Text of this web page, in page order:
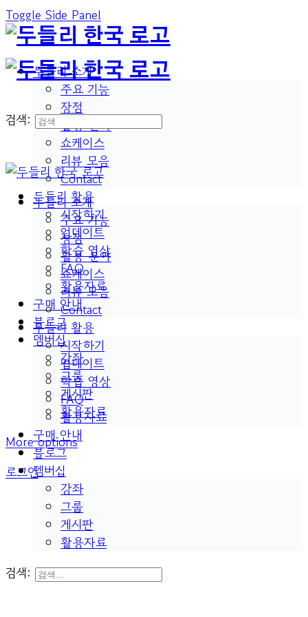
Toggle Side Panel
두들리 소개
주요 기능
장점
활용 분야
쇼케이스
리뷰 모음
Contact
두들리 활용
시작하기
업데이트
학습 영상
FAQ
활용자료
구매 안내
블로그
멤버십
강좌
그룹
게시판
활용자료
More options
로그인
검색:
두들리 소개
주요 기능
장점
활용 분야
쇼케이스
리뷰 모음
Contact
두들리 활용
시작하기
업데이트
학습 영상
FAQ
활용자료
구매 안내
블로그
멤버십
강좌
그룹
게시판
활용자료
검색: